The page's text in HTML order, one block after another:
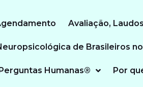
Avaliação,
de Brasileiros
Humanas® Por